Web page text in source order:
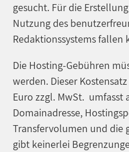
gesucht. Für die
Nutzung des
Redaktionssystems fallen
Die Hosting-Gebühren
werden. Dieser
Euro zzgl. MwSt. umfasst
Domainadresse,
Transfervolumen und die
gibt keinerlei